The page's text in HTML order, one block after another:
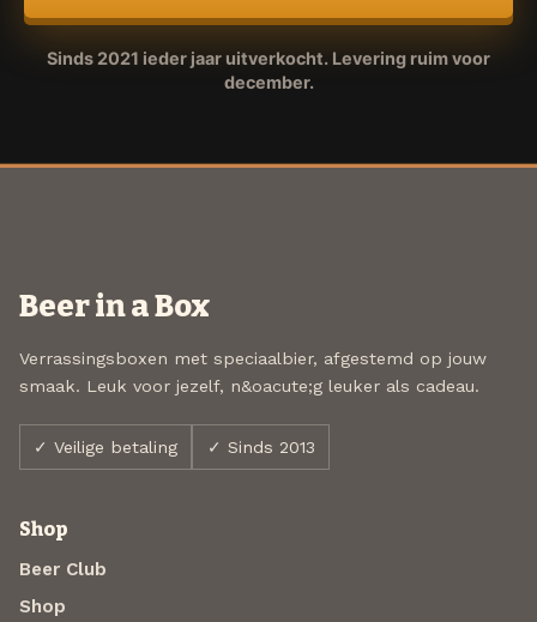
Sinds 2021 ieder jaar uitverkocht. Levering ruim voor
december.
Beer in a Box
Verrassingsboxen met speciaalbier, afgestemd op jouw
smaak. Leuk voor jezelf, n&oacute;g leuker als cadeau.
✓ Veilige betaling ✓ Sinds 2013
Shop
Beer Club
Shop